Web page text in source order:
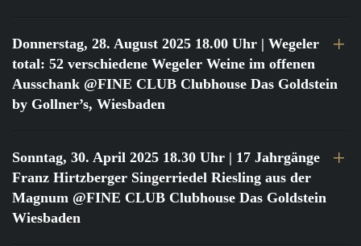
Donnerstag, 28. August 2025 18.00 Uhr | Wegeler
total: 52 verschiedene Wegeler Weine im offenen
Ausschank @FINE CLUB Clubhouse Das Goldstein
by Gollner’s, Wiesbaden
Sonntag, 30. April 2025 18.30 Uhr | 17 Jahrgänge
Franz Hirtzberger Singerriedel Riesling aus der
Magnum @FINE CLUB Clubhouse Das Goldstein
Wiesbaden